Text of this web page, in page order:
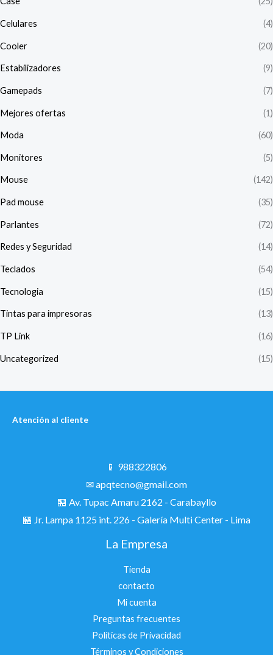
Celulares (4)
Cooler (20)
Estabilizadores (9)
Gamepads (7)
Mejores ofertas (1)
Moda (60)
Monitores (5)
Mouse (142)
Pad mouse (35)
Parlantes (72)
Redes y Seguridad (14)
Teclados (54)
Tecnologia (15)
Tintas para impresoras (13)
TP Link (16)
Uncategorized (15)
Atención al cliente
📱 988322806
✉ apqtecno@gmail.com
🏪 Av. Tupac Amaru 2162 - Carabayllo
🏪 Jr. Lampa 1125 int. 226 - Galería Multi Center - Lima
La Empresa
Tienda
contacto
Mi cuenta
Preguntas frecuentes
Políticas de Privacidad
Términos y Condiciones